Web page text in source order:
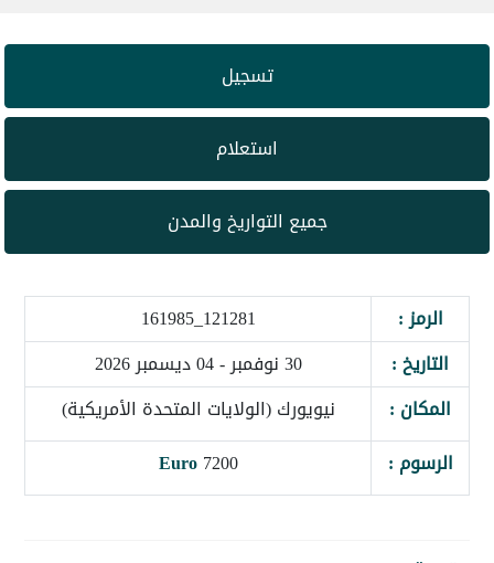
تسجيل
استعلام
جميع التواريخ والمدن
الرمز :
121281_161985
التاريخ :
30 نوفمبر - 04 ديسمبر 2026
المكان :
نيويورك (الولايات المتحدة الأمريكية)
الرسوم :
7200
Euro